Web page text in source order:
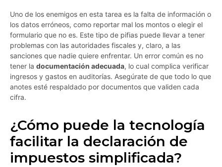
Uno de los enemigos en esta tarea es la falta de información o
los datos erróneos, como reportar mal los montos o elegir el
formulario que no es. Este tipo de pifias puede llevar a tener
problemas con las autoridades fiscales y, claro, a las
sanciones que nadie quiere enfrentar. Un error común es no
tener la documentación adecuada, lo cual complica verificar
ingresos y gastos en auditorías. Asegúrate de que todo lo que
anotes esté respaldado por documentos que validen cada
cifra.
¿Cómo puede la tecnología
facilitar la declaración de
impuestos simplificada?